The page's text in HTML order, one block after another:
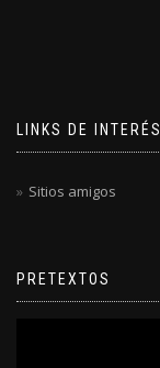
LINKS DE INTERÉS
Sitios amigos
PRETEXTOS